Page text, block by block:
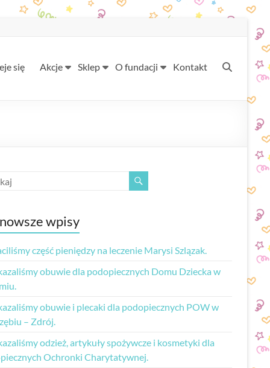
się Akcje Sklep O fundacji Kontakt
wpisy
część pieniędzy na leczenie Marysi Szlązak.
obuwie dla podopiecznych Domu Dziecka w
obuwie i plecaki dla podopiecznych POW w
– Zdrój.
odzież, artykuły spożywcze i kosmetyki dla
Ochronki Charytatywnej.